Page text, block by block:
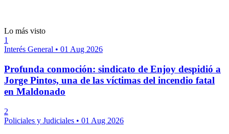
Lo más visto
1
Interés General • 01 Aug 2026
Profunda conmoción: sindicato de Enjoy despidió a
Jorge Pintos, una de las víctimas del incendio fatal
en Maldonado
2
Policiales y Judiciales • 01 Aug 2026